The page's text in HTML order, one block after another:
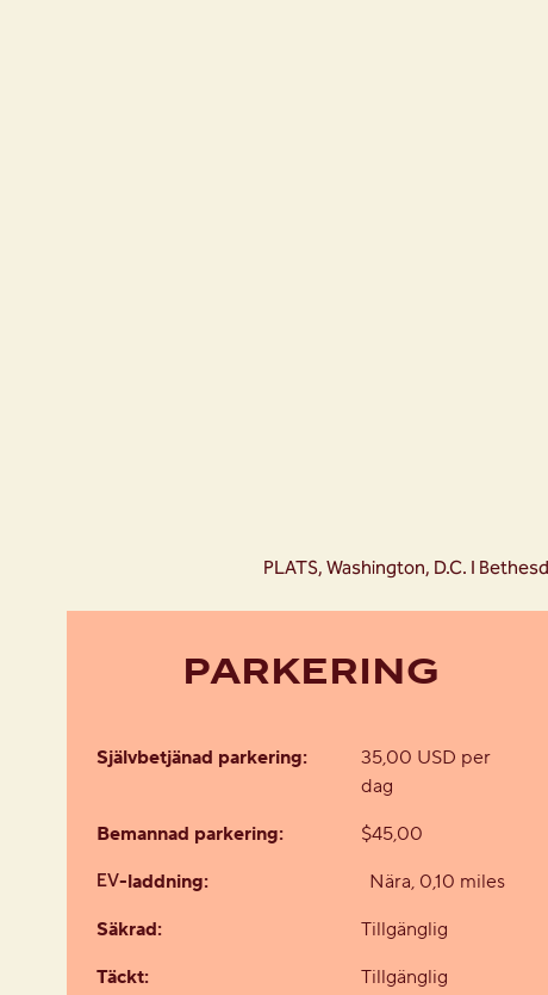
PLATS, Washington, D.C. I
PARKERING
Självbetjänad parkering:
35,00 USD per
dag
Bemannad parkering:
$45,00
EV-laddning:
Nära, 0,10 miles
Säkrad:
Tillgänglig
Täckt:
Tillgänglig